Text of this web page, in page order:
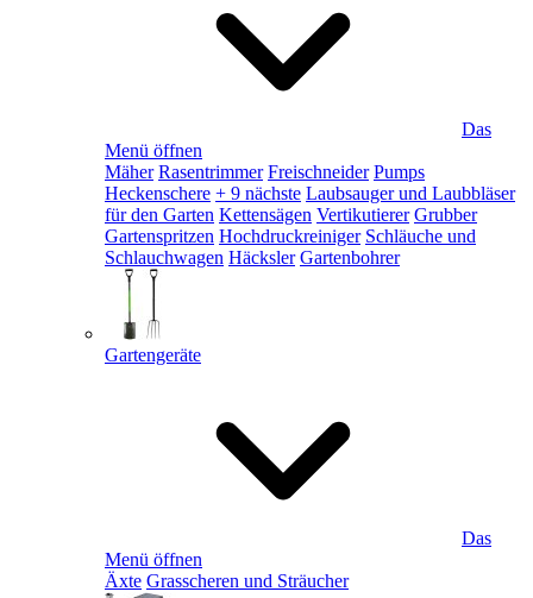
Das
Menü öffnen
Mäher Rasentrimmer Freischneider Pumps
Heckenschere + 9 nächste Laubsauger und Laubbläser
für den Garten Kettensägen Vertikutierer Grubber
Gartenspritzen Hochdruckreiniger Schläuche und
Schlauchwagen Häcksler Gartenbohrer
Gartengeräte
Das
Menü öffnen
Äxte Grasscheren und Sträucher